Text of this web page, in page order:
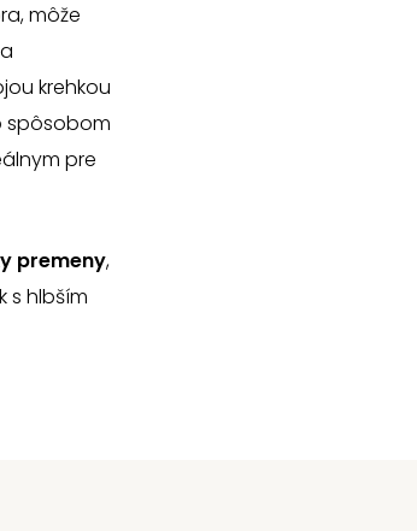
môže
krehkou
spôsobom
pre
premeny,
s hlbším